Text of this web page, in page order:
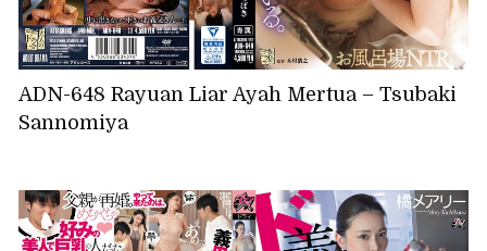
ADN-648 Rayuan Liar Ayah Mertua – Tsubaki
Sannomiya